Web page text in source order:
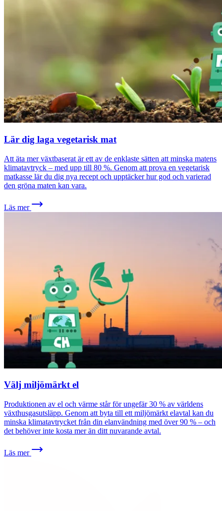
Lär dig laga vegetarisk mat
Att äta mer växtbaserat är ett av de enklaste sätten att minska matens
klimatavtryck – med upp till 80 %. Genom att prova en vegetarisk
matkasse lär du dig nya recept och upptäcker hur god och varierad
den gröna maten kan vara.
Läs mer
Välj miljömärkt el
Produktionen av el och värme står för ungefär 30 % av världens
växthusgasutsläpp. Genom att byta till ett miljömärkt elavtal kan du
minska klimatavtrycket från din elanvändning med över 90 % – och
det behöver inte kosta mer än ditt nuvarande avtal.
Läs mer